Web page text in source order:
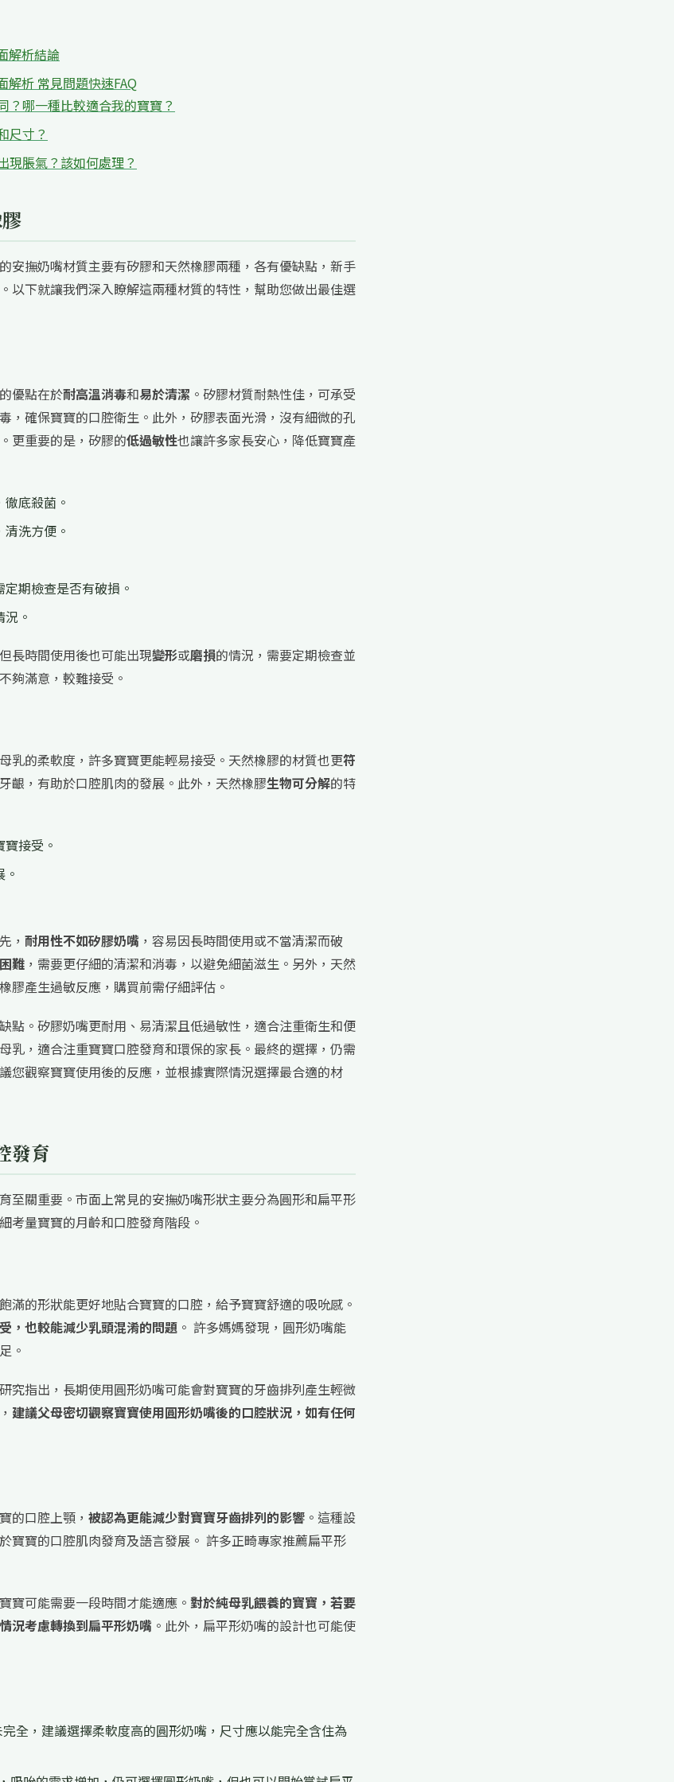
解析結論
析 常見問題快速FAQ
？哪一種比較適合我的寶寶？
尺寸？
現脹氣？該如何處理？
安撫奶嘴材質主要有矽膠和天然橡膠兩種，各有優缺點，新手
以下就讓我們深入瞭解這兩種材質的特性，幫助您做出最佳選
優點在於耐高溫消毒和易於清潔 。矽膠材質耐熱性佳，可承受
，確保寶寶的口腔衛生。此外，矽膠表面光滑，沒有細微的孔
更重要的是，矽膠的低過敏性也讓許多家長安心，降低寶寶產
底殺菌。
洗方便。
期檢查是否有破損。
。
長時間使用後也可能出現變形或磨損的情況，需要定期檢查並
不夠滿意，較難接受。
乳的柔軟度，許多寶寶更能輕易接受。天然橡膠的材質也更符
齦，有助於口腔肌肉的發展。此外，天然橡膠生物可分解的特
接受。
， 耐用性不如矽膠奶嘴 ，容易因長時間使用或不當清潔而破
難 ，需要更仔細的清潔和消毒，以避免細菌滋生。另外，天然
膠產生過敏反應，購買前需仔細評估。
點。矽膠奶嘴更耐用、易清潔且低過敏性，適合注重衛生和便
乳，適合注重寶寶口腔發育和環保的家長。最終的選擇，仍需
您觀察寶寶使用後的反應，並根據實際情況選擇最合適的材
發育
至關重要。市面上常見的安撫奶嘴形狀主要分為圓形和扁平形
考量寶寶的月齡和口腔發育階段。
滿的形狀能更好地貼合寶寶的口腔，給予寶寶舒適的吸吮感。
，也較能減少乳頭混淆的問題 。 許多媽媽發現，圓形奶嘴能
。
究指出，長期使用圓形奶嘴可能會對寶寶的牙齒排列產生輕微
建議父母密切觀察寶寶使用圓形奶嘴後的口腔狀況，如有任何
的口腔上顎， 被認為更能減少對寶寶牙齒排列的影響 。這種設
寶寶的口腔肌肉發育及語言發展。 許多正畸專家推薦扁平形
寶可能需要一段時間才能適應。 對於純母乳餵養的寶寶，若要
況考慮轉換到扁平形奶嘴 。此外，扁平形奶嘴的設計也可能使
全，建議選擇柔軟度高的圓形奶嘴，尺寸應以能完全含住為